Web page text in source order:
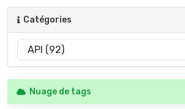
Catégories
Nuage de tags